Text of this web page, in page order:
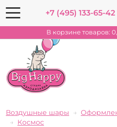
+7 (495) 133-65-42
В корзине товаров: 0
Воздушные шары
Космос